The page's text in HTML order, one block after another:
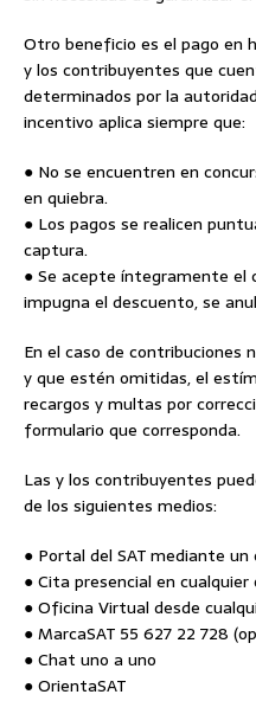
Otro beneficio es el pago en
y los contribuyentes que
determinados por la
incentivo aplica siempre que:
● No se encuentren en
en quiebra.
● Los pagos se realicen
captura.
● Se acepte íntegramente
impugna el descuento, se
En el caso de contribuciones
y que estén omitidas, el
recargos y multas por
formulario que corresponda.
Las y los contribuyentes
de los siguientes medios:
● Portal del SAT mediante un
● Cita presencial en cualquier
● Oficina Virtual desde
● MarcaSAT 55 627 22 728
● Chat uno a uno
● OrientaSAT